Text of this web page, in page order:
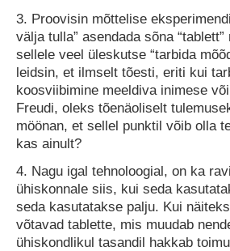
3. Proovisin mõttelise
välja tulla” asendada sõna
sellele veel üleskutse “tarbida
leidsin, et ilmselt tõesti, eriti kui
koosviibimine meeldiva inimese
Freudi, oleks tõenäoliselt
möönan, et sellel punktil võib olla
kas ainult?
4. Nagu igal tehnoloogial, on ka
ühiskonnale siis, kui seda
seda kasutatakse palju. Kui
võtavad tablette, mis muudab
ühiskondlikul tasandil hakkab